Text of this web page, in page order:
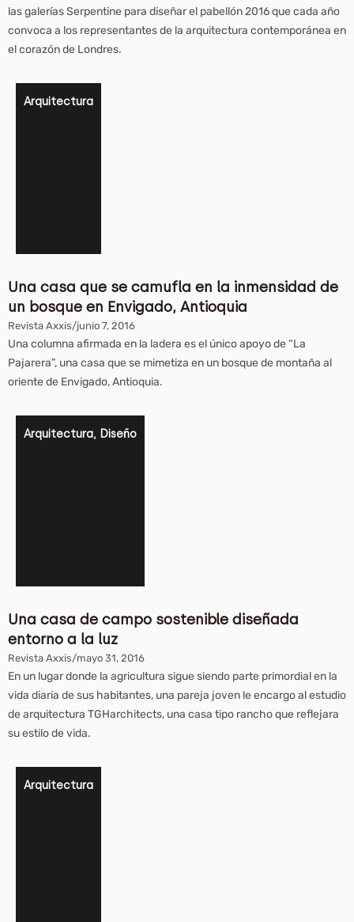
las galerías Serpentine para diseñar el pabellón 2016 que cada año
convoca a los representantes de la arquitectura contemporánea en
el corazón de Londres.
Arquitectura
Una casa que se camufla en la inmensidad de
un bosque en Envigado, Antioquia
Revista Axxis/junio 7, 2016
Una columna afirmada en la ladera es el único apoyo de “La
Pajarera”, una casa que se mimetiza en un bosque de montaña al
oriente de Envigado, Antioquia.
Arquitectura, Diseño
Una casa de campo sostenible diseñada
entorno a la luz
Revista Axxis/mayo 31, 2016
En un lugar donde la agricultura sigue siendo parte primordial en la
vida diaria de sus habitantes, una pareja joven le encargo al estudio
de arquitectura TGHarchitects, una casa tipo rancho que reflejara
su estilo de vida.
Arquitectura